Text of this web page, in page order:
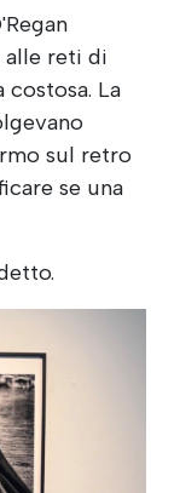
alle reti di
La
sul retro
se una